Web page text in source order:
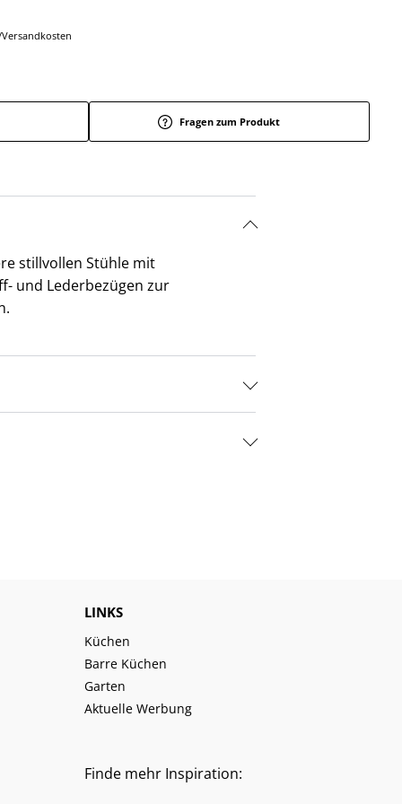
Fragen zum Produkt
stillvollen Stühle mit
und Lederbezügen zur
LINKS
Küchen
Barre Küchen
Garten
Aktuelle Werbung
Finde mehr Inspiration: